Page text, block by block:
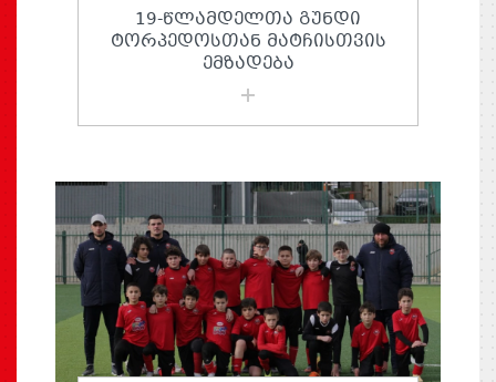
19-ᲬᲚᲐᲛᲓᲔᲚᲗᲐ ᲒᲣᲜᲓᲘ
ᲢᲝᲠᲞᲔᲓᲝᲡᲗᲐᲜ ᲛᲐᲢᲩᲘᲡᲗᲕᲘᲡ
ᲔᲛᲖᲐᲓᲔᲑᲐ